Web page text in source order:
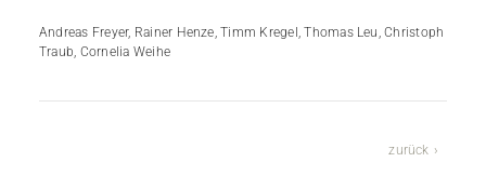
Andreas Freyer, Rainer Henze, Timm Kregel, Thomas Leu, Christoph
Traub, Cornelia Weihe
zurück